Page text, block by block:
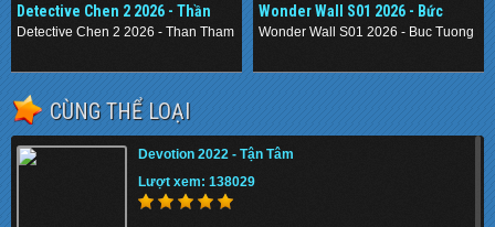
Detective Chen 2 2026 - Thần
Thám Nằm Vùng 2
Detective Chen 2 2026 - Than Tham Nam Vung 2
Wonder Wall S01 2026 - Bức
Tường Mê Cung
Wonder Wall S01 2026 - Buc Tuong
CÙNG THỂ LOẠI
Devotion 2022 - Tận Tâm
Lượt xem: 138029